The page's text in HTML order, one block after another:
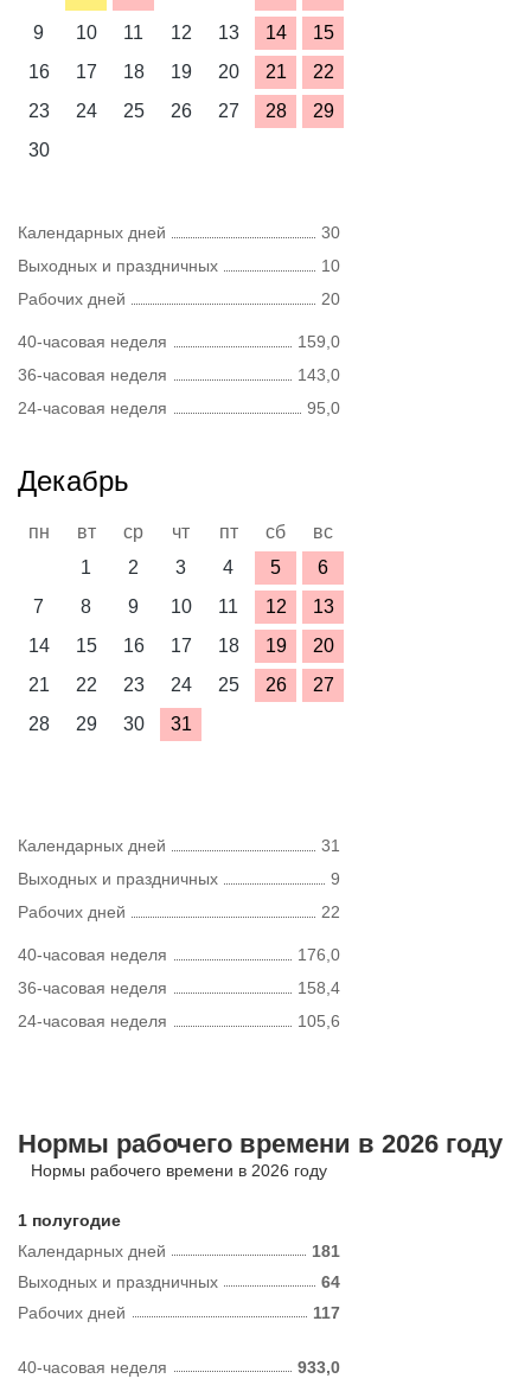
9
10 11 12 13 14
15
16
17 18 19 20 21
22
23
24 25 26 27 28
29
30
Календарных дней
30
Выходных и праздничных
10
Рабочих дней
20
40-часовая неделя
159,0
36-часовая неделя
143,0
24-часовая неделя
95,0
Декабрь
пн вт ср чт пт сб
вс
1
2 3 4 5
6
7
8 9 10 11 12
13
14
15 16 17 18 19
20
21
22 23 24 25 26
27
28
29 30 31
Календарных дней
31
Выходных и праздничных
9
Рабочих дней
22
40-часовая неделя
176,0
36-часовая неделя
158,4
24-часовая неделя
105,6
Нормы рабочего времени в 2026 году
Нормы рабочего времени в 2026 году
1 полугодие
Календарных дней
181
Рабочих дней 117
Выходных и праздничных 64
40-часовая неделя
933,0